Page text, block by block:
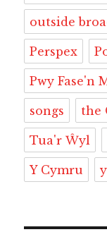
outside
Perspex
Pwy Fase'n
songs the
Tua'r Ŵyl
Y Cymru